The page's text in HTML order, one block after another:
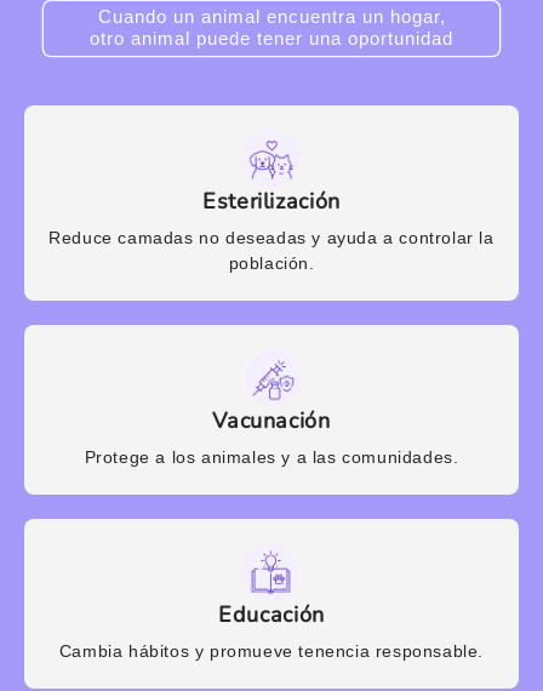
Cuando un animal encuentra un hogar,
otro animal puede tener una oportunidad
Esterilización
Reduce camadas no deseadas y ayuda a controlar la
población.
Vacunación
Protege a los animales y a las comunidades.
Educación
Cambia hábitos y promueve tenencia responsable.